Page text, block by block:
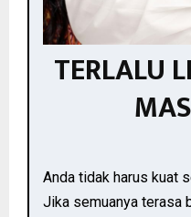
TERLALU
Anda tidak harus kuat
Jika semuanya terasa